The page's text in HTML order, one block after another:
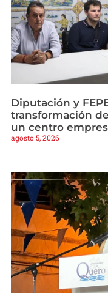
Diputación y
transformación
un centro
agosto 5, 2026